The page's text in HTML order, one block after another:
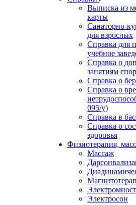
Выписка из
карты
Санаторно-
для взрослых
Справка для
учебное
Справка о
занятиям
Справка о
Справка о
095/у)
Справка в
Справка о
здоровья
Физиотерапия,
Массаж
Электросон